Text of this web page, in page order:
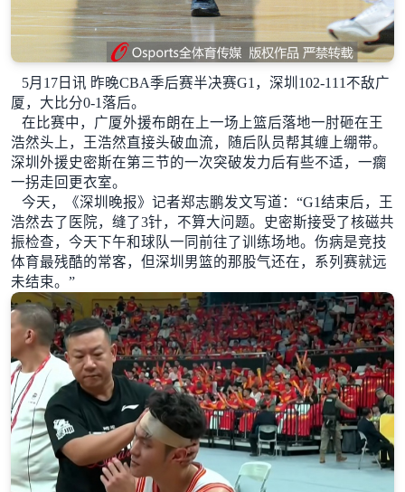
5月17日讯 昨晚CBA季后赛半决赛G1，深圳102-111不敌广
厦，大比分0-1落后。
在比赛中，广厦外援布朗在上一场上篮后落地一肘砸在王
浩然头上，王浩然直接头破血流，随后队员帮其缠上绷带。
深圳外援史密斯在第三节的一次突破发力后有些不适，一瘸
一拐走回更衣室。
今天，《深圳晚报》记者郑志鹏发文写道：“G1结束后，王
浩然去了医院，缝了3针，不算大问题。史密斯接受了核磁共
振检查，今天下午和球队一同前往了训练场地。伤病是竞技
体育最残酷的常客，但深圳男篮的那股气还在，系列赛就远
未结束。”